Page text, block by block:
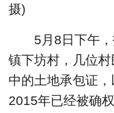
摄)
5月8日下午
镇下坊村，几位
中的土地承包证
2015年已经被确